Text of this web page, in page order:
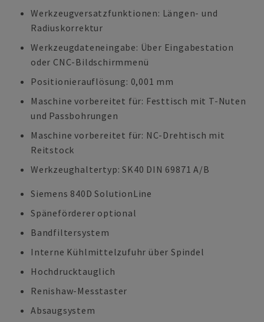
Werkzeugversatzfunktionen: Längen- und
Radiuskorrektur
Werkzeugdateneingabe: Über Eingabestation
oder CNC-Bildschirmmenü
Positionierauflösung: 0,001 mm
Maschine vorbereitet für: Festtisch mit T-Nuten
und Passbohrungen
Maschine vorbereitet für: NC-Drehtisch mit
Reitstock
Werkzeughaltertyp: SK40 DIN 69871 A/B
Siemens 840D SolutionLine
Späneförderer optional
Bandfiltersystem
Interne Kühlmittelzufuhr über Spindel
Hochdrucktauglich
Renishaw-Messtaster
Absaugsystem